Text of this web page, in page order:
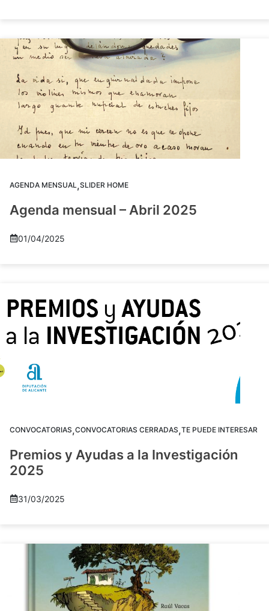
AGENDA MENSUAL,SLIDER HOME
Agenda mensual – Abril 2025
01/04/2025
CONVOCATORIAS,CONVOCATORIAS CERRADAS,TE PUEDE INTERESAR
Premios y Ayudas a la Investigación
2025
31/03/2025